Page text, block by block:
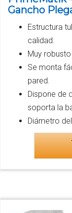
Gancho
Estructura
calidad.
Muy
Se monta
pared.
Dispone de
soporta la
Diámetro